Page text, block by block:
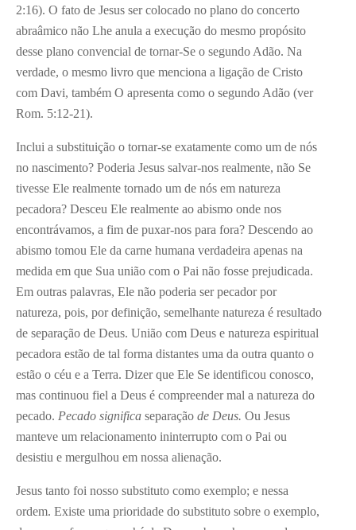
2:16). O fato de Jesus ser colocado no plano do concerto
abraâmico não Lhe anula a execução do mesmo propósito
desse plano convencial de tornar-Se o segundo Adão. Na
verdade, o mesmo livro que menciona a ligação de Cristo
com Davi, também O apresenta como o segundo Adão (ver
Rom. 5:12-21).
Inclui a substituição o tornar-se exatamente como um de nós
no nascimento? Poderia Jesus salvar-nos realmente, não Se
tivesse Ele realmente tornado um de nós em natureza
pecadora? Desceu Ele realmente ao abismo onde nos
encontrávamos, a fim de puxar-nos para fora? Descendo ao
abismo tomou Ele da carne humana verdadeira apenas na
medida em que Sua união com o Pai não fosse prejudicada.
Em outras palavras, Ele não poderia ser pecador por
natureza, pois, por definição, semelhante natureza é resultado
de separação de Deus. União com Deus e natureza espiritual
pecadora estão de tal forma distantes uma da outra quanto o
estão o céu e a Terra. Dizer que Ele Se identificou conosco,
mas continuou fiel a Deus é compreender mal a natureza do
pecado. Pecado significa separação de Deus. Ou Jesus
manteve um relacionamento ininterrupto com o Pai ou
desistiu e mergulhou em nossa alienação.
Jesus tanto foi nosso substituto como exemplo; e nessa
ordem. Existe uma prioridade do substituto sobre o exemplo,